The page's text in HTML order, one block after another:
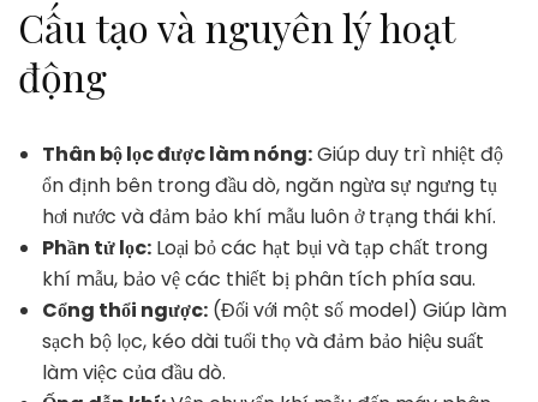
Cấu tạo và nguyên lý hoạt
động
Thân bộ lọc được làm nóng:Giúp duy trì nhiệt độ
ổn định bên trong đầu dò, ngăn ngừa sự ngưng tụ
hơi nước và đảm bảo khí mẫu luôn ở trạng thái khí.
Phần tử lọc: Loại bỏ các hạt bụi và tạp chất trong
khí mẫu, bảo vệ các thiết bị phân tích phía sau.
Cổng thổi ngược: (Đối với một số model) Giúp làm
sạch bộ lọc, kéo dài tuổi thọ và đảm bảo hiệu suất
làm việc của đầu dò.